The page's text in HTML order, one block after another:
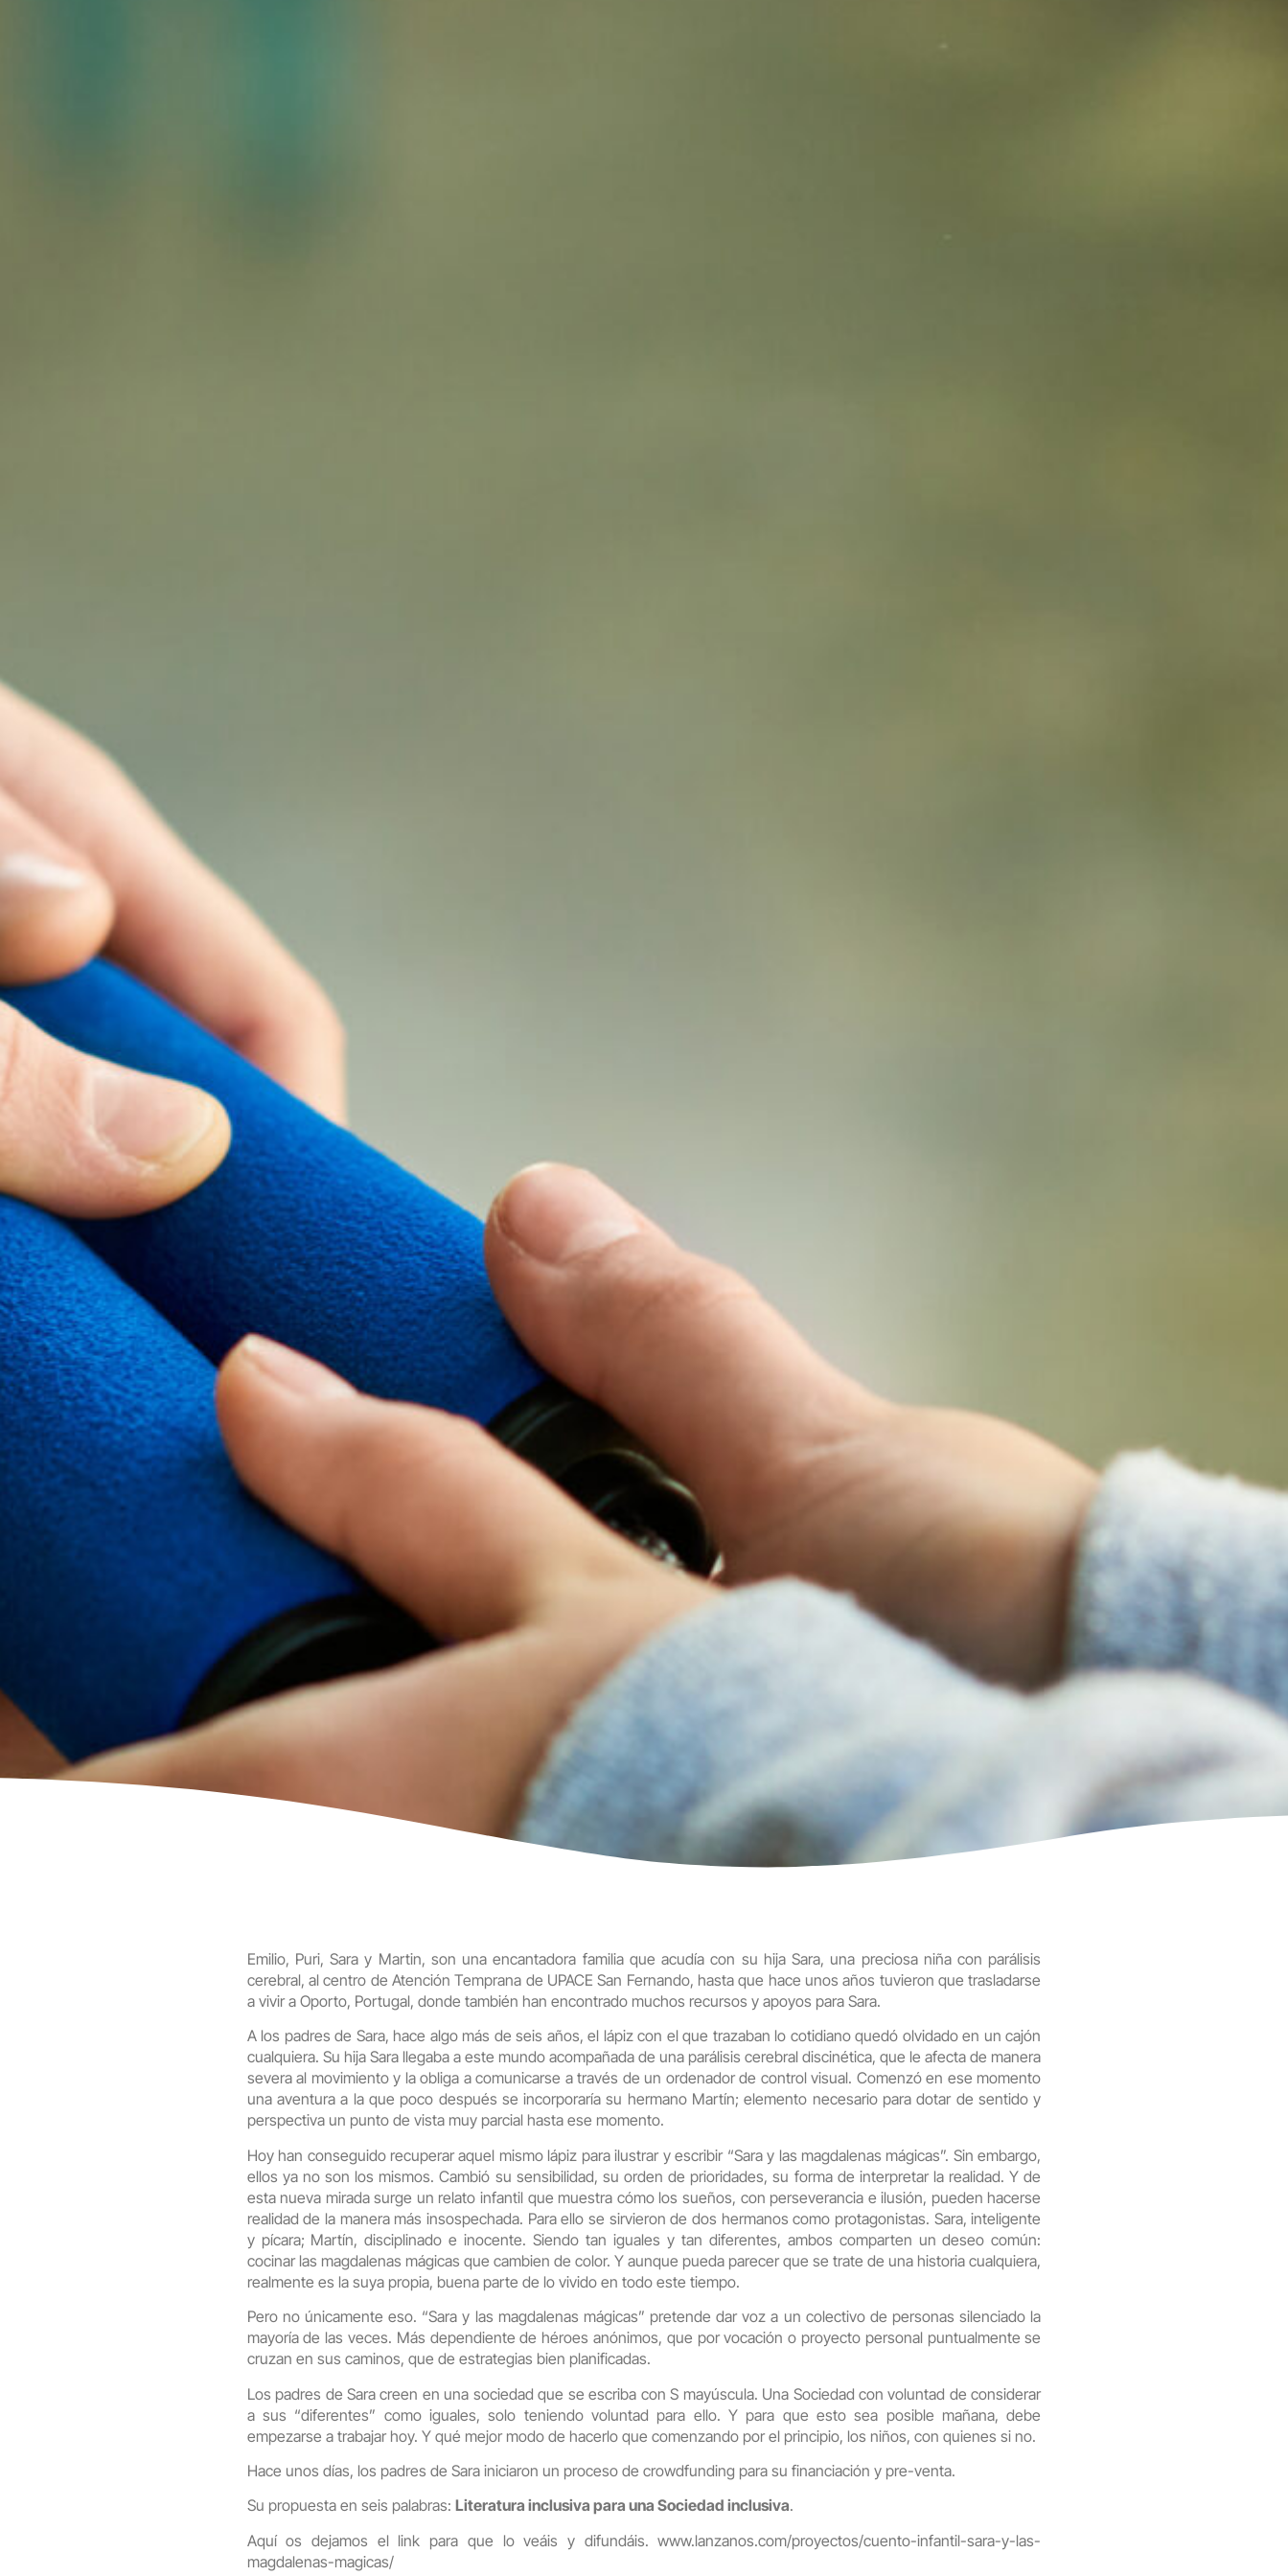
Emilio, Puri, Sara y Martin, son una encantadora familia que acudía con su hija Sara, una preciosa niña con parálisis
cerebral, al centro de Atención Temprana de UPACE San Fernando, hasta que hace unos años tuvieron que trasladarse
a vivir a Oporto, Portugal, donde también han encontrado muchos recursos y apoyos para Sara.
A los padres de Sara, hace algo más de seis años, el lápiz con el que trazaban lo cotidiano quedó olvidado en un cajón
cualquiera. Su hija Sara llegaba a este mundo acompañada de una parálisis cerebral discinética, que le afecta de manera
severa al movimiento y la obliga a comunicarse a través de un ordenador de control visual. Comenzó en ese momento
una aventura a la que poco después se incorporaría su hermano Martín; elemento necesario para dotar de sentido y
perspectiva un punto de vista muy parcial hasta ese momento.
Hoy han conseguido recuperar aquel mismo lápiz para ilustrar y escribir “Sara y las magdalenas mágicas”. Sin embargo,
ellos ya no son los mismos. Cambió su sensibilidad, su orden de prioridades, su forma de interpretar la realidad. Y de
esta nueva mirada surge un relato infantil que muestra cómo los sueños, con perseverancia e ilusión, pueden hacerse
realidad de la manera más insospechada. Para ello se sirvieron de dos hermanos como protagonistas. Sara, inteligente
y pícara; Martín, disciplinado e inocente. Siendo tan iguales y tan diferentes, ambos comparten un deseo común:
cocinar las magdalenas mágicas que cambien de color. Y aunque pueda parecer que se trate de una historia cualquiera,
realmente es la suya propia, buena parte de lo vivido en todo este tiempo.
Pero no únicamente eso. “Sara y las magdalenas mágicas” pretende dar voz a un colectivo de personas silenciado la
mayoría de las veces. Más dependiente de héroes anónimos, que por vocación o proyecto personal puntualmente se
cruzan en sus caminos, que de estrategias bien planificadas.
Los padres de Sara creen en una sociedad que se escriba con S mayúscula. Una Sociedad con voluntad de considerar
a sus “diferentes” como iguales, solo teniendo voluntad para ello. Y para que esto sea posible mañana, debe
empezarse a trabajar hoy. Y qué mejor modo de hacerlo que comenzando por el principio, los niños, con quienes si no.
Hace unos días, los padres de Sara iniciaron un proceso de crowdfunding para su financiación y pre-venta.
Su propuesta en seis palabras: Literatura inclusiva para una Sociedad inclusiva.
Aquí os dejamos el link para que lo veáis y difundáis.www.lanzanos.com/proyectos/cuento-infantil-sara-y-las-
magdalenas-magicas/